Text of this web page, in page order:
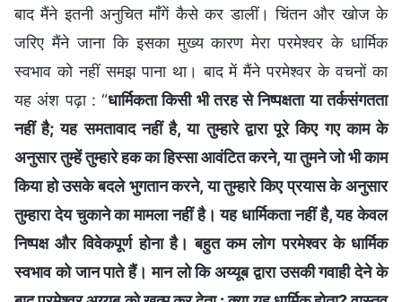
बाद मैंने इतनी अनुचित माँगें कैसे कर डालीं। चिंतन और खोज के
जरिए मैंने जाना कि इसका मुख्य कारण मेरा परमेश्वर के धार्मिक
स्वभाव को नहीं समझ पाना था। बाद में मैंने परमेश्वर के वचनों का
यह अंश पढ़ा : “धार्मिकता किसी भी तरह से निष्पक्षता या तर्कसंगतता
नहीं है; यह समतावाद नहीं है, या तुम्‍हारे द्वारा पूरे किए गए काम के
अनुसार तुम्‍हें तुम्‍हारे हक का हिस्‍सा आवंटित करने, या तुमने जो भी काम
किया हो उसके बदले भुगतान करने, या तुम्‍हारे किए प्रयास के अनुसार
तुम्‍हारा देय चुकाने का मामला नहीं है। यह धार्मिकता नहीं है, यह केवल
निष्पक्ष और विवेकपूर्ण होना है। बहुत कम लोग परमेश्वर के धार्मिक
स्वभाव को जान पाते हैं। मान लो कि अय्यूब द्वारा उसकी गवाही देने के